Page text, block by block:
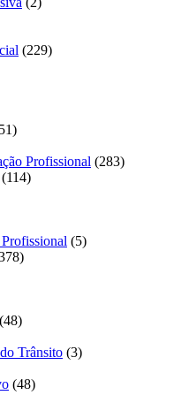
(229)
Profissional (283)
(5)
(48)
Trânsito (3)
(48)